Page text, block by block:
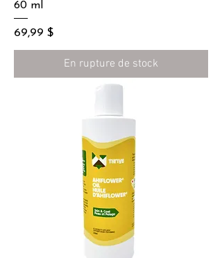
60 ml
Prix
69,99 $
En rupture de stock